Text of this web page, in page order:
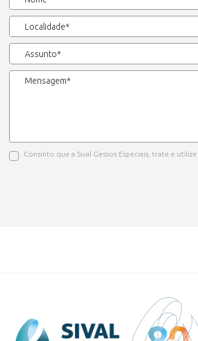
Consinto que a Sival Gessos Especiais, trate e